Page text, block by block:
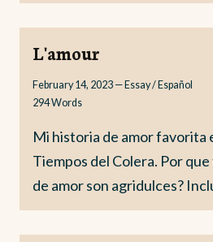
L'amour
February 14, 2023 — Essay / Español
294Words
Mi historia de amor favorita
Tiempos del Colera. Por
de amor son agridulces?